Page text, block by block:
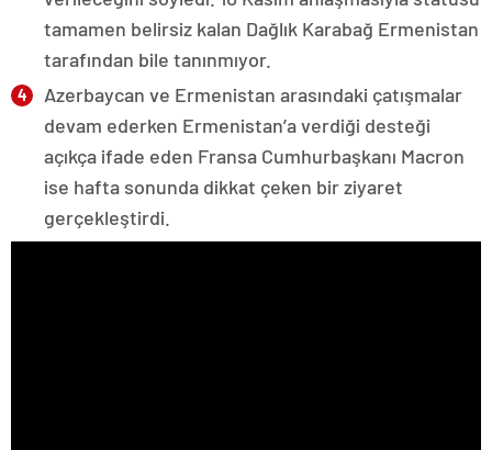
tamamen belirsiz kalan Dağlık Karabağ Ermenistan
tarafından bile tanınmıyor.
Azerbaycan ve Ermenistan arasındaki çatışmalar
devam ederken Ermenistan’a verdiği desteği
açıkça ifade eden Fransa Cumhurbaşkanı Macron
ise hafta sonunda dikkat çeken bir ziyaret
gerçekleştirdi.